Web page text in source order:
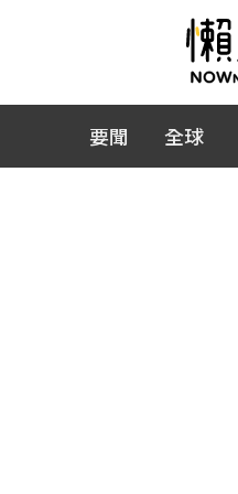
要聞 全球